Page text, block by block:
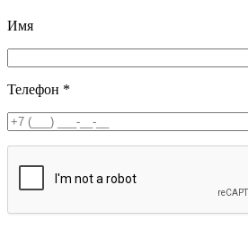
Имя
Телефон *